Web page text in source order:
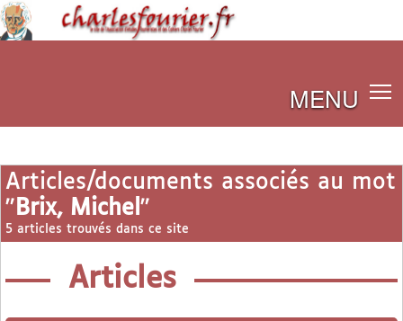
MENU
Articles/documents associés au mot
" Brix, Michel "
5 articles trouvés dans ce site
Articles